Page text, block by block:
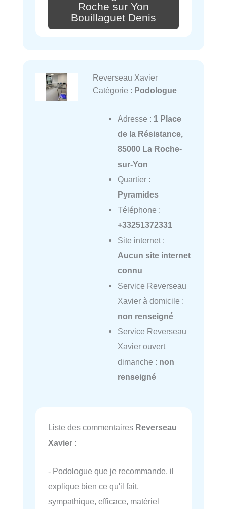
Roche sur Yon
Bouillaguet Denis
Reverseau Xavier
Catégorie : Podologue
Adresse : 1 Place
de la Résistance,
85000 La Roche-
sur-Yon
Quartier :
Pyramides
Téléphone :
+33251372331
Site internet :
Aucun site internet
connu
Service Reverseau
Xavier à domicile :
non renseigné
Service Reverseau
Xavier ouvert
dimanche : non
renseigné
Liste des commentaires Reverseau
Xavier :
- Podologue que je recommande, il
explique bien ce qu'il fait,
sympathique, efficace, matériel